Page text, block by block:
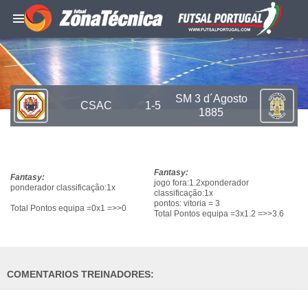
CSAC 1-5
SM 3 d´Agosto
1885
Fantasy:
ponderador classificação:1x
Total Pontos equipa =0x1 =>>0
Fantasy:
jogo fora:1.2xponderador
classificação:1x
pontos: vitoria = 3
Total Pontos equipa =3x1.2 =>>3.6
COMENTARIOS TREINADORES: